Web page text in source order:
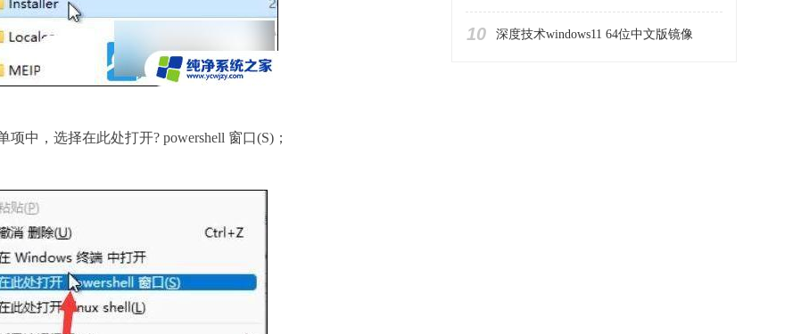
中，选择在此处打开? powershell 窗口(S)；
10 深度技术windows11 64位中文版镜像